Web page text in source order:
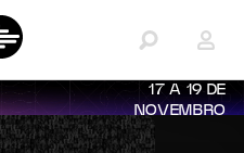
17 A 19 DE
NOVEMBRO